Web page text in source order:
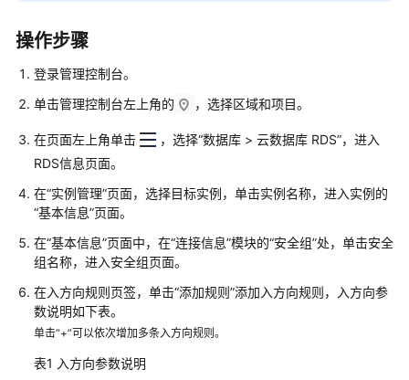
障
排
除
频
帮
助
品
术
语
更
文
操作步骤
登录管理控制台。
单击管理控制台左上角的
，选择区域和项目。
在页面左上角单击 ，选择“数据库 > 云数据库 RDS”，进入
RDS信息页面。
在“实例管理”页面，选择目标实例，单击实例名称，进入实例的
“基本信息”页面。
在“基本信息”页面中，在“连接信息”模块的“安全组”处，单击安全
组名称，进入安全组页面。
在入方向规则页签，单击“添加规则”添加入方向规则，入方向参
数说明如下表。
单击“+”可以依次增加多条入方向规则。
表1 入方向参数说明